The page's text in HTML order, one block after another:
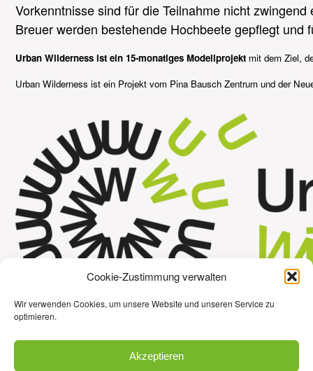
Cookie-Zustimmung verwalten
Wir verwenden Cookies, um unsere Website und unseren Service zu
optimieren.
Akzeptieren
Vorkenntnisse sind für die Teilnahme nicht
Breuer werden bestehende Hochbeete gepflegt und
Urban Wilderness ist ein 15-monatiges Modellprojekt mit dem Ziel,
Urban Wilderness ist ein Projekt vom Pina Bausch Zentrum und der